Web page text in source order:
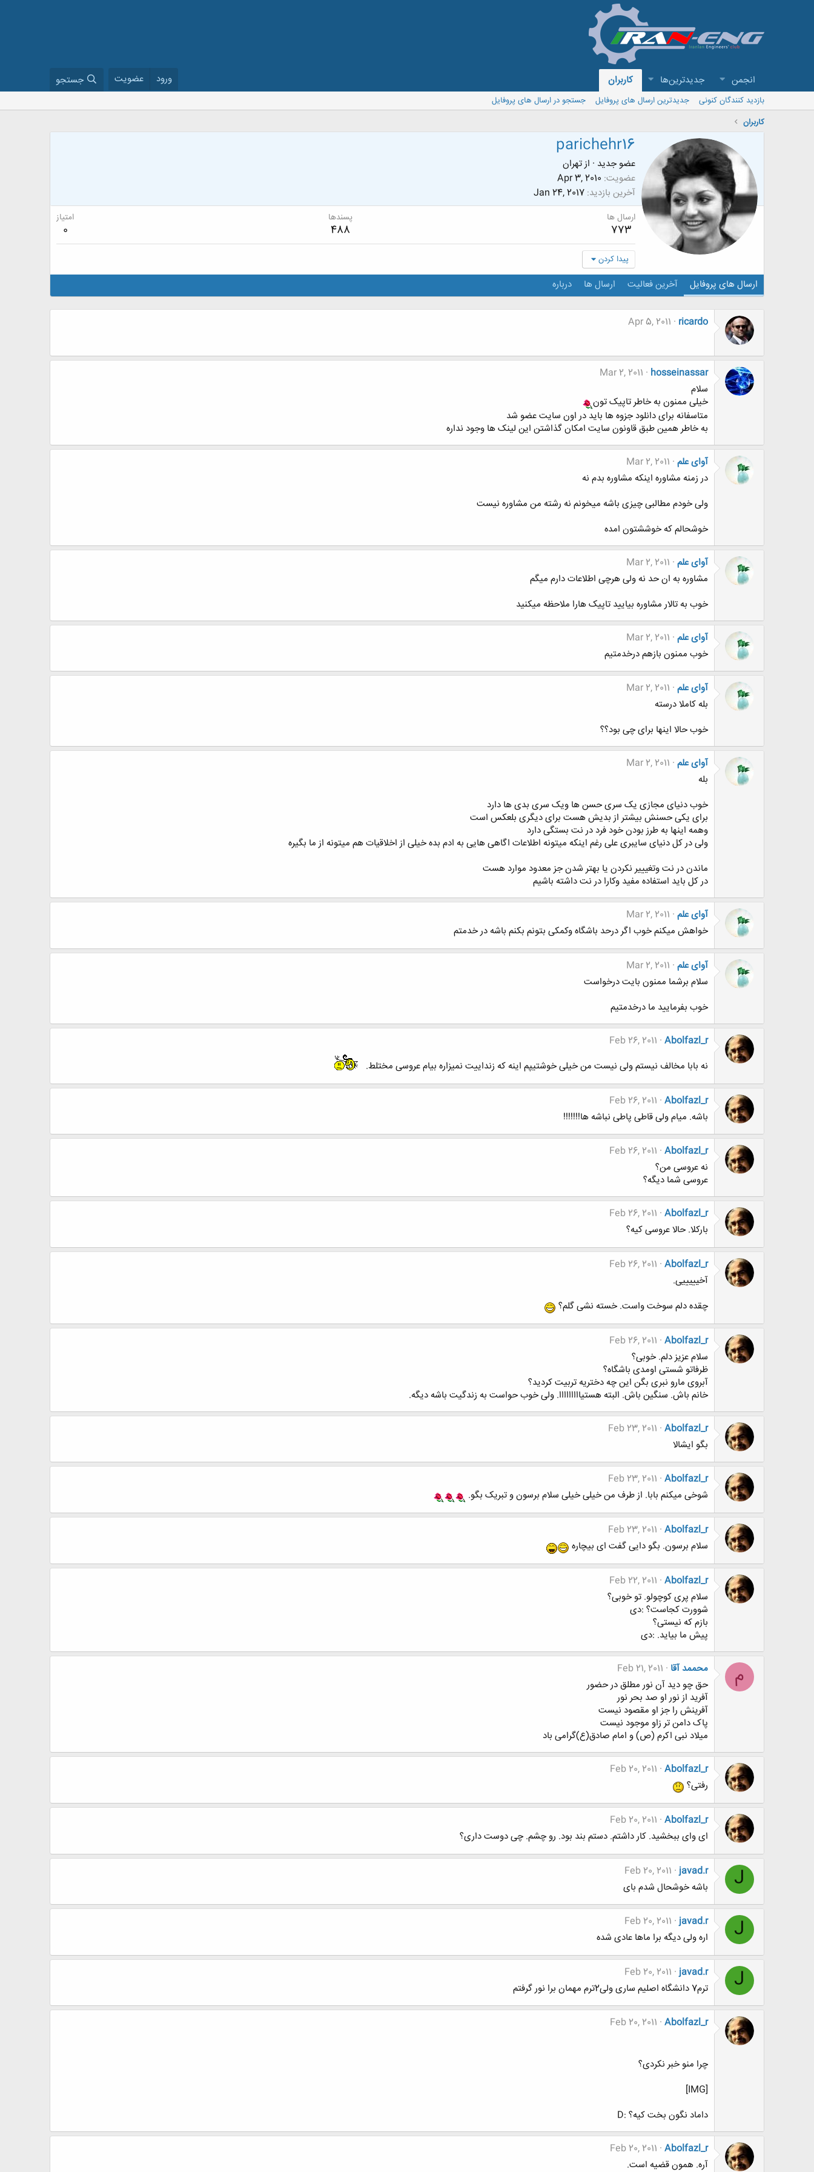
انجمن جدیدترین‌ها کاربران ورود عضویت جستجو
بازدید کنندگان کنونی جدیدترین ارسال های پروفایل
جستجو در ارسال های پروفایل
کاربران
parichehr16
عضو جدید · ازتهران
عضویت Apr 3, 2010
آخرین بازدید Jan 24, 2017
ارسال ها
773
پسندها
488
امتیاز
0
پیدا کردن
ارسال های پروفایل آخرین فعالیت ارسال ها درباره
ricardo
Apr 5, 2011
hosseinassar
Mar 2, 2011
سلام
خیلی ممنون به خاطر تاپیک تون
متاسفانه برای دانلود جزوه ها باید در اون سایت عضو شد
به خاطر همین طبق قاونون سایت امکان گذاشتن این لینک ها وجود نداره
آوای علم Mar 2, 2011
در زمنه مشاوره اینکه مشاوره بدم نه
ولی خودم مطالبی چیزی باشه میخونم نه رشته من مشاوره نیست
خوشحالم که خوششتون امده
آوای علم Mar 2, 2011
مشاوره به ان حد نه ولی هرچی اطلاعات دارم میگم
خوب به تالار مشاوره بیایید تاپیک هارا ملاحظه میکنید
آوای علم Mar 2, 2011
خوب ممنون بازهم درخدمتیم
آوای علم Mar 2, 2011
بله کاملا درسته
خوب حالا اینها برای چی بود؟؟
آوای علم Mar 2, 2011
بله
خوب دنیای مجازی یک سری حسن ها ویک سری بدی ها دارد
برای یکی حسنش بیشتر از بدیش هست برای دیگری بلعکس است
وهمه اینها به طرز بودن خود فرد در نت بستگی دارد
ولی در کل دنیای سایبری علی رغم اینکه میتونه اطلاعات اگاهی هایی به ادم بده خیلی از اخلاقیات هم میتونه از ما بگیره
ماندن در نت وتغیییر نکردن یا بهتر شدن جز معدود موارد هست
در کل باید استفاده مفید وکارا در نت داشته باشیم
آوای علم Mar 2, 2011
خواهش میکنم خوب اگر درحد باشگاه وکمکی بتونم بکنم باشه در خدمتم
آوای علم Mar 2, 2011
سلام برشما ممنون بایت درخواست
خوب بفرمایید ما درخدمتیم
Abolfazl_r
Feb 26, 2011
نه بابا مخالف نیستم ولی نیست من خیلی خوشتیپم اینه که زنداییت نمیزاره بیام عروسی مختلط.
Abolfazl_r
Feb 26, 2011
باشه. میام ولی قاطی پاطی نباشه ها!!!!!!!
Abolfazl_r
Feb 26, 2011
نه عروسی من؟
عروسی شما دیگه؟
Abolfazl_r
Feb 26, 2011
بارکلا. حالا عروسی کیه؟
Abolfazl_r
Feb 26, 2011
آخیییییی.
چقده دلم سوخت واست. خسته نشی گلم؟
Abolfazl_r
Feb 26, 2011
سلام عزیز دلم. خوبی؟
ظرفاتو شستی اومدی باشگاه؟
آبروی مارو نبری بگن این چه دختریه تربیت کردید؟
خانم باش. سنگین باش. البته هستیااااااااا. ولی خوب حواست به زندگیت باشه دیگه.
Abolfazl_r
Feb 23, 2011
بگو ایشالا
Abolfazl_r
Feb 23, 2011
شوخی میکنم بابا. از طرف من خیلی خیلی سلام برسون و تبریک بگو.
Abolfazl_r
Feb 23, 2011
سلام برسون. بگو دایی گفت ای بیچاره
Abolfazl_r
Feb 22, 2011
سلام پری کوچولو. تو خوبی؟
شوورت کجاست؟ :دی
بازم که نیستی؟
پیش ما بیاید. :دی
م محممد آقا Feb 21, 2011
حق چو دید آن نور مطلق در حضور
آفرید از نور او صد بحر نور
آفرینش را جز او مقصود نیست
پاک دامن تر زاو موجود نیست
میلاد نبی اکرم (ص) و امام صادق(ع)گرامی باد
Abolfazl_r
Feb 20, 2011
رفتی؟
Abolfazl_r
Feb 20, 2011
ای وای ببخشید. کار داشتم. دستم بند بود. رو چشم. چی دوست داری؟
J
javad.r
Feb 20, 2011
باشه خوشحال شدم بای
J
javad.r
Feb 20, 2011
اره ولی دیگه برا ماها عادی شده
J
javad.r
Feb 20, 2011
ترم7 دانشگاه اصلیم ساری ولی2ترم مهمان برا نور گرفتم
Abolfazl_r
Feb 20, 2011
چرا منو خبر نکردی؟
[IMG]
داماد نگون بخت کیه؟ :D
Abolfazl_r
Feb 20, 2011
آره. همون قضیه است.